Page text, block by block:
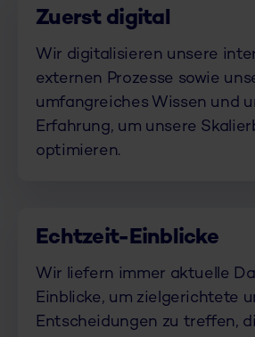
Zuerst digital
Wir digitalisieren unsere
externen Prozesse sowie
umfangreiches Wissen und
Erfahrung, um unsere
optimieren.
Echtzeit-Einblicke
Wir liefern immer aktuelle
Einblicke, um zielgerichtete
Entscheidungen zu treffen,